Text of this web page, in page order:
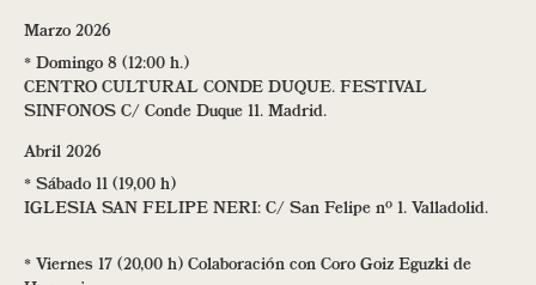
Marzo 2026
* Domingo 8 (12:00 h.)
CENTRO CULTURAL CONDE DUQUE. FESTIVAL
SINFONOS C/ Conde Duque 11. Madrid.
Abril 2026
* Sábado 11 (19,00 h)
IGLESIA SAN FELIPE NERI: C/ San Felipe nº 1. Valladolid.
* Viernes 17 (20,00 h) Colaboración con Coro Goiz Eguzki de